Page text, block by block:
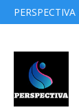
Saltar al
PERSPECTIVA